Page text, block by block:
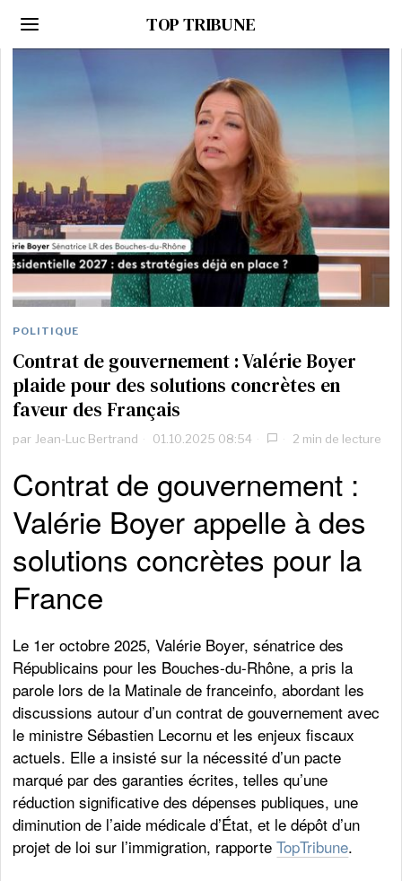
TOP TRIBUNE
POLITIQUE
Contrat de gouvernement : Valérie Boyer
plaide pour des solutions concrètes en
faveur des Français
par Jean-Luc Bertrand 01.10.2025 08:54 2 min de lecture
Contrat de gouvernement :
Valérie Boyer appelle à des
solutions concrètes pour la
France
Le 1er octobre 2025, Valérie Boyer, sénatrice des
Républicains pour les Bouches-du-Rhône, a pris la
parole lors de la Matinale de franceinfo, abordant les
discussions autour d’un contrat de gouvernement avec
le ministre Sébastien Lecornu et les enjeux fiscaux
actuels. Elle a insisté sur la nécessité d’un pacte
marqué par des garanties écrites, telles qu’une
réduction significative des dépenses publiques, une
diminution de l’aide médicale d’État, et le dépôt d’un
projet de loi sur l’immigration, rapporteTopTribune.